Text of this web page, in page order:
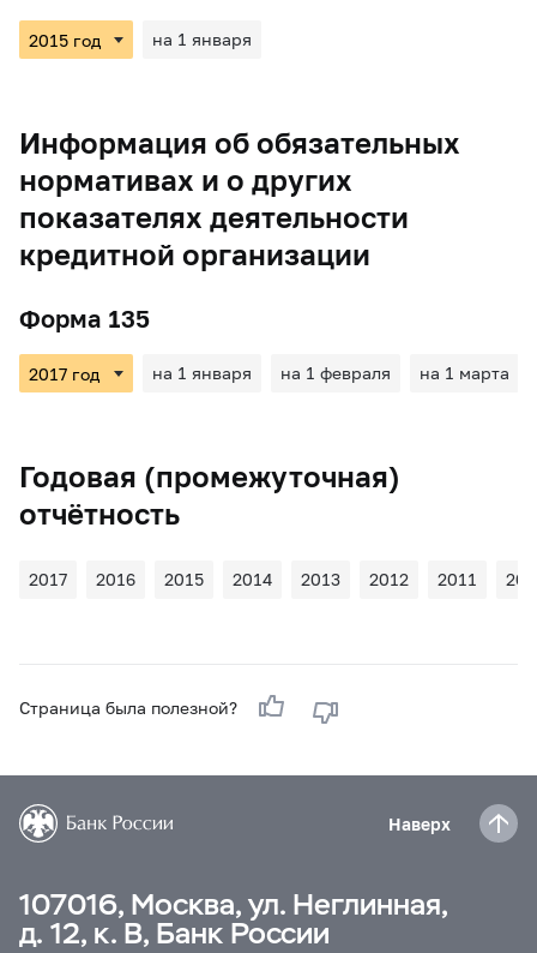
на 1 января
Информация об обязательных
нормативах и о других
показателях деятельности
кредитной организации
Форма 135
на 1 января на 1 февраля на 1 марта
Годовая (промежуточная)
отчётность
2017 2016 2015 2014 2013 2012 2011
Страница была полезной?
Наверх
107016, Москва, ул. Неглинная,
д. 12, к. В, Банк России